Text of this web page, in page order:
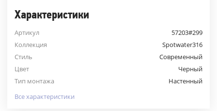
Характеристики
Артикул
57203#299
Коллекция
Spotwater316
Стиль
Современный
Цвет
Черный
Тип монтажа
Настенный
Все характеристики